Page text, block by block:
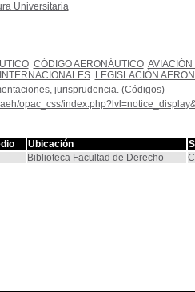
Universitaria
CÓDIGO AERONÁUTICO AVIACIÓN
LEGISLACIÓN
jurisprudencia. (Códigos)
opac_css/
Ubicación
Biblioteca Facultad de Derecho